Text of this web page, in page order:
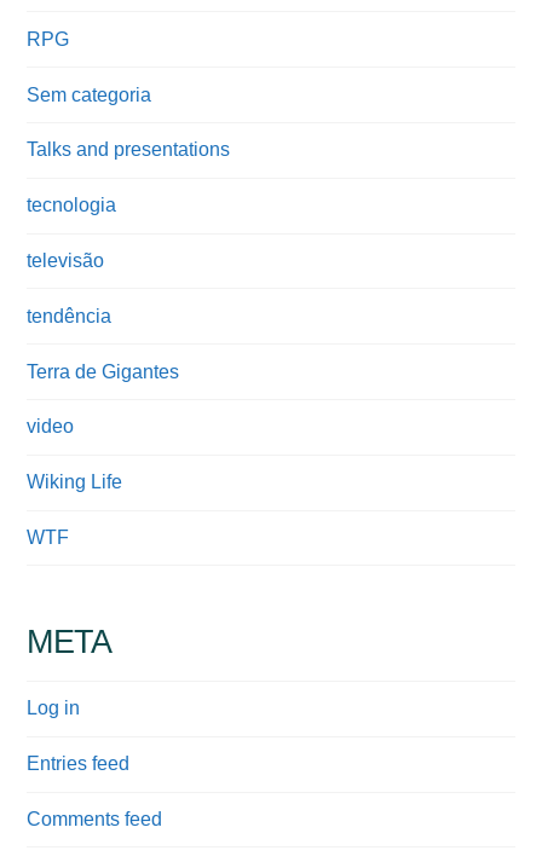
RPG
Sem categoria
Talks and presentations
tecnologia
televisão
tendência
Terra de Gigantes
video
Wiking Life
WTF
META
Log in
Entries feed
Comments feed